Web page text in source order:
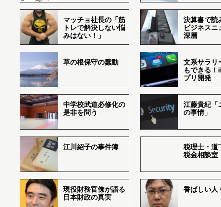
マッチョ社長の「筋
トレで解決しない悩
みはない！」
決算書で読
ビジネスニ
深層
草の根保守の蠢動
文系サラリ
もできる
プリ開発
中学校武道必修化の
是非を問う
江藤貴紀「
の事情」
江川紹子の事件簿
税理士・道
税金相談室
現役財務官僚が語る
日本財政の真実
香ばしい